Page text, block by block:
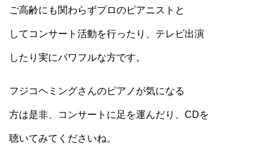
ご高齢にも関わらずプロのピアニストと
してコンサート活動を行ったり、テレビ出演
したり実にパワフルな方です。
フジコヘミングさんのピアノが気になる
方は是非、コンサートに足を運んだり、CDを
聴いてみてくださいね。